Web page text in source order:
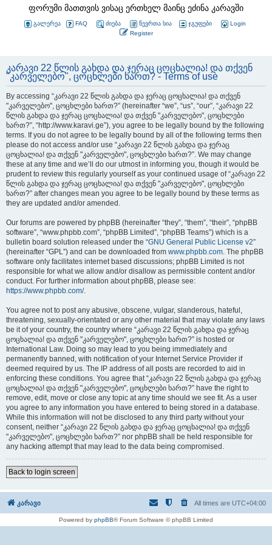
ფორუმი მათთვის ვისაც ერთხელ მაინც ეძინა კარავში
გალერეა FAQ ძიება წევრთა სია ჯგუფები
Login
Register
კარავი 22 წლის გახდა და ჯერაც ცოცხალია! და თქვენ
"კარველებო", ცოცხლები ხართ? - Terms of use
By accessing “კარავი 22 წლის გახდა და ჯერაც ცოცხალია! და თქვენ
"კარველებო", ცოცხლები ხართ?” (hereinafter “we”, “us”, “our”, “კარავი 22
წლის გახდა და ჯერაც ცოცხალია! და თქვენ "კარველებო", ცოცხლები
ხართ?”, “http://www.karavi.ge”), you agree to be legally bound by the following
terms. If you do not agree to be legally bound by all of the following terms then
please do not access and/or use “კარავი 22 წლის გახდა და ჯერაც
ცოცხალია! და თქვენ "კარველებო", ცოცხლები ხართ?”. We may change
these at any time and we’ll do our utmost in informing you, though it would be
prudent to review this regularly yourself as your continued usage of “კარავი 22
წლის გახდა და ჯერაც ცოცხალია! და თქვენ "კარველებო", ცოცხლები
ხართ?” after changes mean you agree to be legally bound by these terms as
they are updated and/or amended.
Our forums are powered by phpBB (hereinafter “they”, “them”, “their”, “phpBB
software”, “www.phpbb.com”, “phpBB Limited”, “phpBB Teams”) which is a
bulletin board solution released under the “GNU General Public License v2”
(hereinafter “GPL”) and can be downloaded from www.phpbb.com. The phpBB
software only facilitates internet based discussions; phpBB Limited is not
responsible for what we allow and/or disallow as permissible content and/or
conduct. For further information about phpBB, please see:
https://www.phpbb.com/.
You agree not to post any abusive, obscene, vulgar, slanderous, hateful,
threatening, sexually-orientated or any other material that may violate any laws
be it of your country, the country where “კარავი 22 წლის გახდა და ჯერაც
ცოცხალია! და თქვენ "კარველებო", ცოცხლები ხართ?” is hosted or
International Law. Doing so may lead to you being immediately and
permanently banned, with notification of your Internet Service Provider if
deemed required by us. The IP address of all posts are recorded to aid in
enforcing these conditions. You agree that “კარავი 22 წლის გახდა და ჯერაც
ცოცხალია! და თქვენ "კარველებო", ცოცხლები ხართ?” have the right to
remove, edit, move or close any topic at any time should we see fit. As a user
you agree to any information you have entered to being stored in a database.
While this information will not be disclosed to any third party without your
consent, neither “კარავი 22 წლის გახდა და ჯერაც ცოცხალია! და თქვენ
"კარველებო", ცოცხლები ხართ?” nor phpBB shall be held responsible for
any hacking attempt that may lead to the data being compromised.
Back to login screen
კარავი All times are UTC+04:00
Powered by phpBB® Forum Software © phpBB Limited